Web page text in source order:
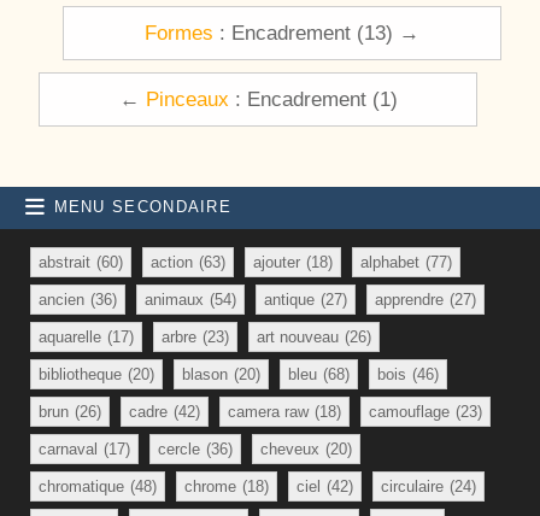
Navigation de l’article
Formes : Encadrement (13) →
← Pinceaux : Encadrement (1)
MENU SECONDAIRE
abstrait (60) action (63) ajouter (18) alphabet (77)
ancien (36) animaux (54) antique (27) apprendre (27)
aquarelle (17) arbre (23) art nouveau (26)
bibliotheque (20) blason (20) bleu (68) bois (46)
brun (26) cadre (42) camera raw (18) camouflage (23)
carnaval (17) cercle (36) cheveux (20)
chromatique (48) chrome (18) ciel (42) circulaire (24)